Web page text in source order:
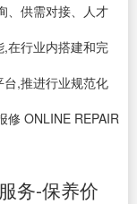
、供需对接、人才
在行业内搭建和完
,推进行业规范化
修 ONLINE REPAIR
务-保养价